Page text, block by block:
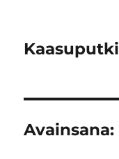
Kaasuputki
Avainsana: